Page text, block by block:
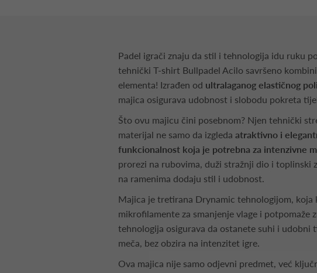
Padel igrači znaju da stil i tehnologija idu ruku
tehnički T-shirt Bullpadel Acilo savršeno
elementa! Izrađen od ultralaganog elastičnog
majica osigurava udobnost i slobodu pokreta
Što ovu majicu čini posebnom? Njen tehnički
materijal ne samo da izgleda atraktivno i
funkcionalnost koja je potrebna za intenzivne
prorezi na rubovima, duži stražnji dio i toplinski
na ramenima dodaju stil i udobnost.
Majica je tretirana Drynamic tehnologijom, koja
mikrofilamente za smanjenje vlage i potpomaže
tehnologija osigurava da ostanete suhi i udobni
meča, bez obzira na intenzitet igre.
Ova majica nije samo odjevni predmet, već